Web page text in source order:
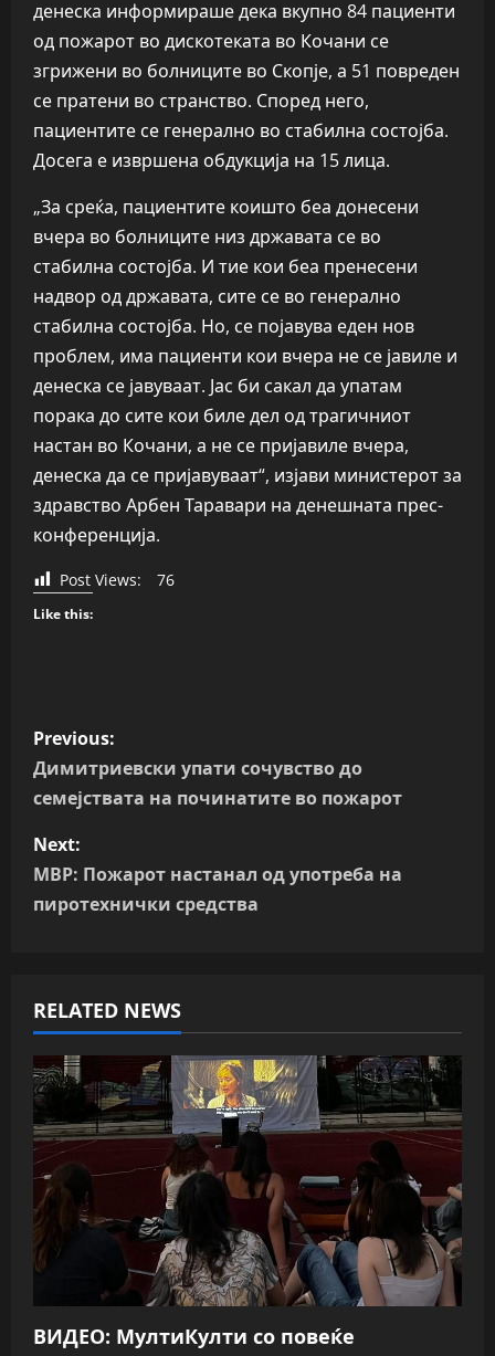
денеска информираше дека вкупно 84 пациенти
од пожарот во дискотеката во Кочани се
згрижени во болниците во Скопје, а 51 повреден
се пратени во странство. Според него,
пациентите се генерално во стабилна состојба.
Досега е извршена обдукција на 15 лица.
„За среќа, пациентите коишто беа донесени
вчера во болниците низ државата се во
стабилна состојба. И тие кои беа пренесени
надвор од државата, сите се во генерално
стабилна состојба. Но, се појавува еден нов
проблем, има пациенти кои вчера не се јавиле и
денеска се јавуваат. Јас би сакал да упатам
порака до сите кои биле дел од трагичниот
настан во Кочани, а не се пријавиле вчера,
денеска да се пријавуваат“, изјави министерот за
здравство Арбен Таравари на денешната прес-
конференција.
Post Views: 76
Like this:
P
o
t
n
v
i
g
a
t
i
o
n
Previous:
Димитриевски упати сочувство до
семејствата на починатите во пожарот
Next:
МВР: Пожарот настанал од употреба на
пиротехнички средства
RELATED NEWS
ВИДЕО: МултиКулти со повеќе